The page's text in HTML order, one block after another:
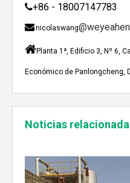
+86 - 18007147783
nicolaswang
Planta 1ª, Edificio 3, Nº 6,
Económico de Panlongcheng,
Noticias
A mediados de julio